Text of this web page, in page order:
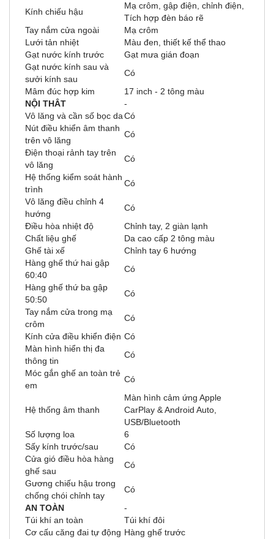
Kính chiếu hậu
Mạ crôm, gập điện, chỉnh điện,
Tích hợp đèn báo rẽ
Tay nắm cửa ngoài
Mạ crôm
Lưới tản nhiệt
Màu đen, thiết kế thể thao
Gạt nước kính trước
Gạt mưa gián đoạn
Gạt nước kính sau và
sưởi kính sau
Có
Mâm đúc hợp kim
17 inch - 2 tông màu
NỘI THÂT
-
Vô lăng và cần số bọc daCó
Nút điều khiển âm thanh
trên vô lăng
Có
Điện thoại rảnh tay trên
vô lăng
Có
Hệ thống kiểm soát hành
trình
Có
Vô lăng điều chỉnh 4
hướng
Có
Điều hòa nhiệt độ
Chỉnh tay, 2 giàn lạnh
Chất liệu ghế
Da cao cấp 2 tông màu
Ghế tài xế
Chỉnh tay 6 hướng
Hàng ghế thứ hai gập
60:40
Có
Hàng ghế thứ ba gập
50:50
Có
Tay nắm cửa trong mạ
crôm
Có
Kính cửa điều khiển điện Có
Màn hình hiển thị đa
thông tin
Có
Móc gắn ghế an toàn trẻ
em
Có
Hệ thống âm thanh
Màn hình cảm ứng Apple
CarPlay & Android Auto,
USB/Bluetooth
Số lượng loa
6
Sấy kính trước/sau
Có
Cửa gió điều hòa hàng
ghế sau
Có
Gương chiếu hậu trong
chống chói chỉnh tay
Có
AN TOÀN
-
Túi khí an toàn
Túi khí đôi
Cơ cấu căng đai tự động Hàng ghế trước